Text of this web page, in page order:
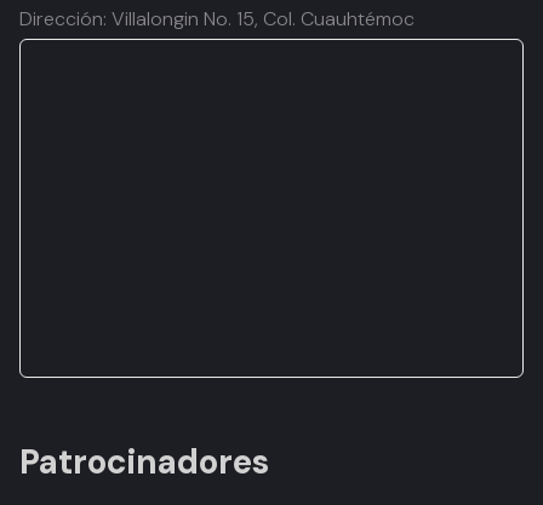
Dirección: Villalongin No. 15, Col. Cuauhtémoc
Patrocinadores